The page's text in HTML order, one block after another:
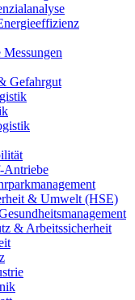
Gefahrgut
Antriebe
& Umwelt (HSE)
& Arbeitssicherheit